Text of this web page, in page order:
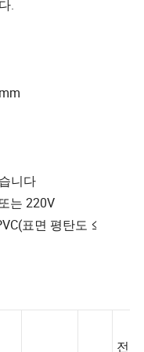
.
니다
는 220V
표면 평탄도 ≤